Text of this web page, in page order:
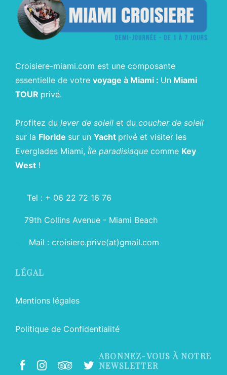
Croisiere-miami.com est une composante
essentielle de votre voyage à Miami : Un Miami
TOUR privé.
Profitez du lever de soleil et du coucher de soleil
sur la Floride sur un Yacht privé et visiter les
Everglades Miami, Île paradisiaque comme Key
West !
Tel : + 06 22 72 16 76
79th Collins Avenue - Miami Beach
Mail : croisiere.prive(at)gmail.com
LÉGAL
Mentions légales
Politique de Confidentialité
ABONNEZ-VOUS À NOTRE
NEWSLETTER